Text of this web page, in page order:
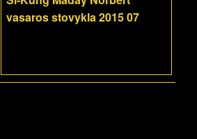
vasaros stovykla 2015 07